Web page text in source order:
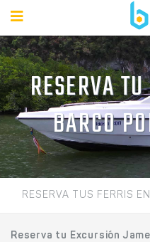
RESERVA
BARCO
RESERVA TUS FERRIS
Reserva tu Excursión